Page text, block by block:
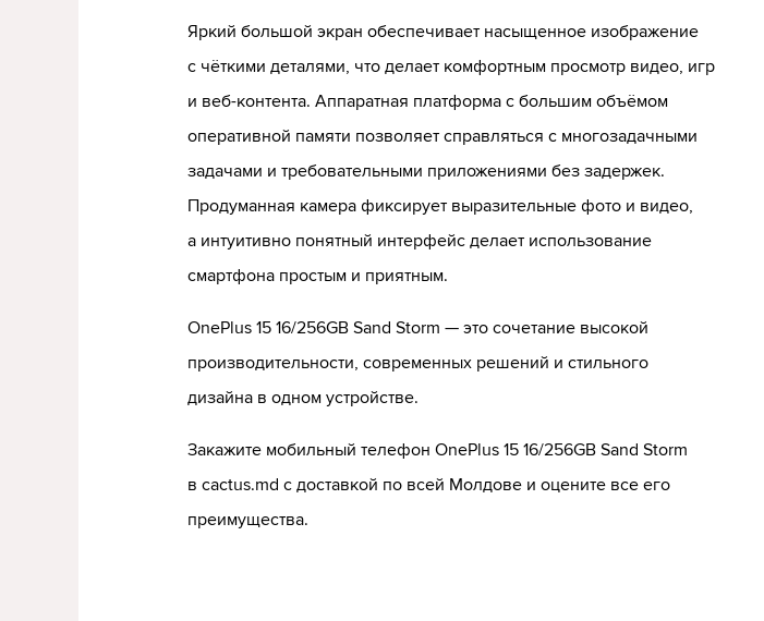
Яркий большой экран обеспечивает насыщенное изображение
с чёткими деталями, что делает комфортным просмотр видео, игр
и веб-контента. Аппаратная платформа с большим объёмом
оперативной памяти позволяет справляться с многозадачными
задачами и требовательными приложениями без задержек.
Продуманная камера фиксирует выразительные фото и видео,
а интуитивно понятный интерфейс делает использование
смартфона простым и приятным.
OnePlus 15 16/256GB Sand Storm — это сочетание высокой
производительности, современных решений и стильного
дизайна в одном устройстве.
Закажите мобильный телефон OnePlus 15 16/256GB Sand Storm
в cactus.md с доставкой по всей Молдове и оцените все его
преимущества.